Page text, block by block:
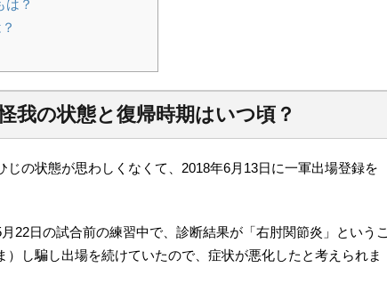
は？
我の状態と復帰時期はいつ頃？
じの状態が思わしくなくて、2018年6月13日に一軍出場登録を
22日の試合前の練習中で、診断結果が「右肘関節炎」というこ
）し騙し出場を続けていたので、症状が悪化したと考えられま